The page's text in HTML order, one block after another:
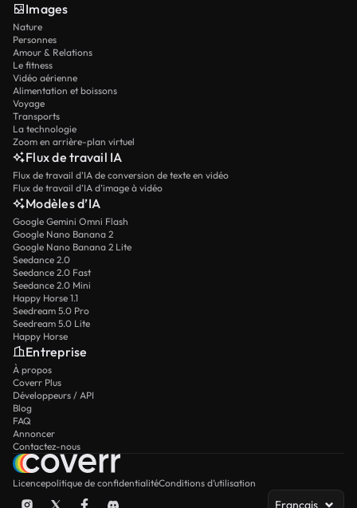
Images
Nature
Personnes
Amour & Relations
Le fitness
Vidéo aérienne
Alimentation et boissons
Voyage
Transports
La technologie
Zoom en arrière-plan virtuel
Flux de travail IA
Flux de travail d’IA de conversion de texte en vidéo
Flux de travail d’IA d’image à vidéo
Modèles d’IA
Google Gemini Omni Flash
Google Nano Banana 2
Google Nano Banana 2 Lite
Seedance 2.0
Seedance 2.0 Fast
Seedance 2.0 Mini
Happy Horse 1.1
Seedream 5.0 Pro
Seedream 5.0 Lite
Happy Horse
Entreprise
À propos
Coverr Plus
Développeurs / API
Blog
FAQ
Annoncer
Contactez-nous
Licencepolitique de confidentialitéConditions d’utilisation
Français